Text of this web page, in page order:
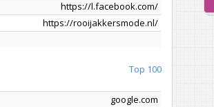
https://l.facebook.com/
https://rooijakkersmode.nl/
Top 100
google.com